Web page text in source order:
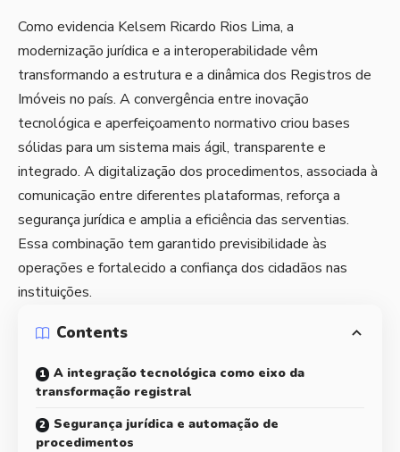
Como evidencia Kelsem Ricardo Rios Lima, a
modernização jurídica e a interoperabilidade vêm
transformando a estrutura e a dinâmica dos Registros de
Imóveis no país. A convergência entre inovação
tecnológica e aperfeiçoamento normativo criou bases
sólidas para um sistema mais ágil, transparente e
integrado. A digitalização dos procedimentos, associada à
comunicação entre diferentes plataformas, reforça a
segurança jurídica e amplia a eficiência das serventias.
Essa combinação tem garantido previsibilidade às
operações e fortalecido a confiança dos cidadãos nas
instituições.
Contents
A integração tecnológica como eixo da
transformação registral
Segurança jurídica e automação de
procedimentos